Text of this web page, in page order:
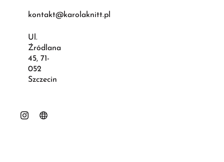
kontakt@karolaknitt.pl
Ul.
Źródlana
45, 71-
052
Szczecin